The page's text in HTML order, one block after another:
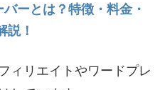
バーとは？特徴・料金・
説！
ィリエイトやワードプレ